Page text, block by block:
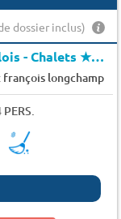
dossier inclus)
- Chalets★★★
françois longchamp